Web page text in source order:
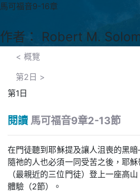
馬可福音9-16章
作者： Robert M.
< 概覽
第2日 >
第1日
閱讀 馬可福音9章2-13節
在門徒聽到耶穌提及讓人沮喪的黑
隨祂的人也必須一同受苦之後，耶
（最親近的三位門徒）登上一座高
體驗（2節）。